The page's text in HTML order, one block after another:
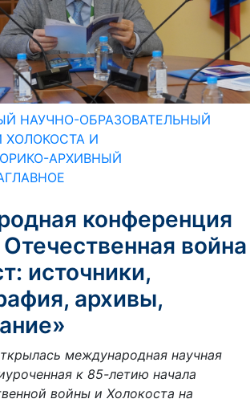
НАУЧНО-ОБРАЗОВАТЕЛЬНЫЙ
ХОЛОКОСТА И
АРХИВНЫЙ
ГЛАВНОЕ
конференция
война
источники,
архивы,
международная научная
к 85-летию начала
войны и Холокоста на